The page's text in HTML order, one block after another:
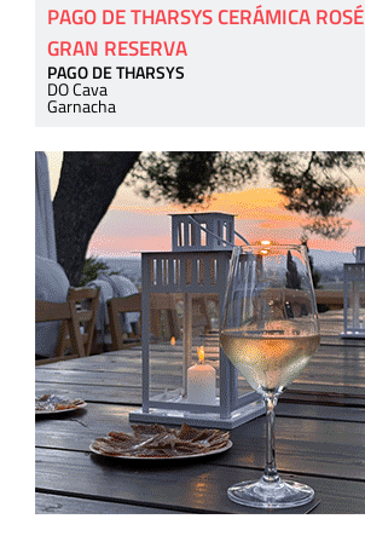
PAGO DE THARSYS CERÁMICA ROSÉ
GRAN RESERVA
PAGO DE THARSYS
DO Cava
Garnacha